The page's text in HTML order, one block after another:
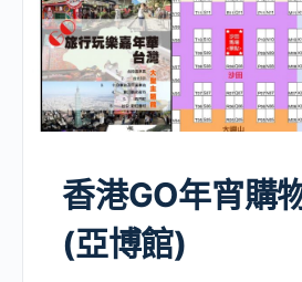
香港GO年宵購
(亞博館)